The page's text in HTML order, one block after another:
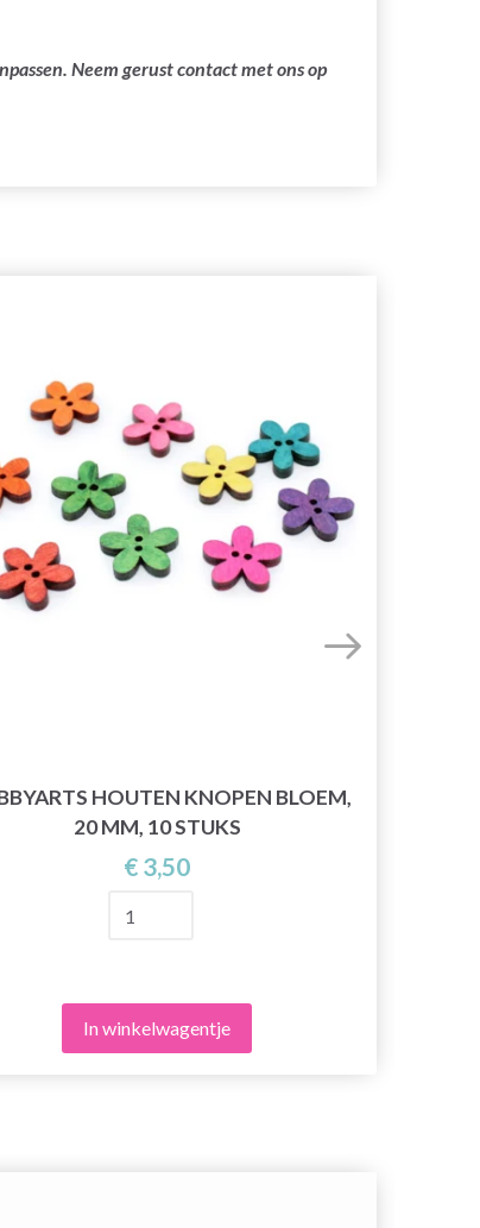
Neem gerust contact met ons op
HOUTEN KNOPEN BLOEM,
20 MM, 10 STUKS
€ 3,50
In winkelwagentje